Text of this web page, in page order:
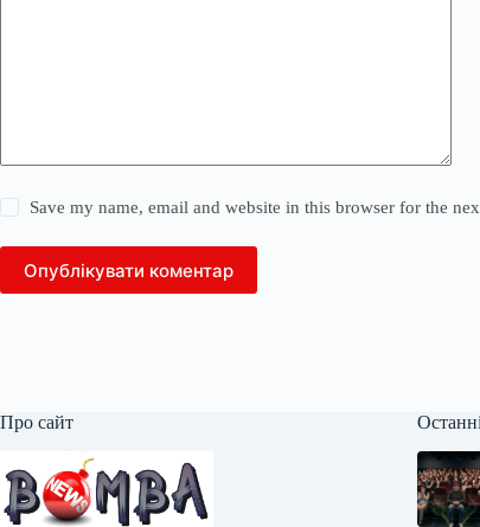
Save my name, email and website in this browser for the
Опублікувати коментар
Про сайт